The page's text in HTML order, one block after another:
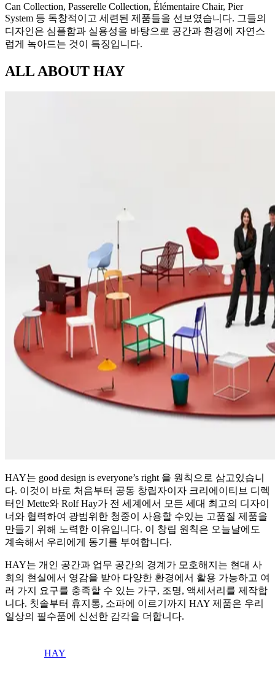
Can Collection, Passerelle Collection, Élémentaire Chair, Pier
System 등 독창적이고 세련된 제품들을 선보였습니다. 그들의
디자인은 심플함과 실용성을 바탕으로 공간과 환경에 자연스
럽게 녹아드는 것이 특징입니다.
ALL ABOUT HAY
HAY는 good design is everyone’s right 을 원칙으로 삼고있습니
다. 이것이 바로 처음부터 공동 창립자이자 크리에이티브 디렉
터인 Mette와 Rolf Hay가 전 세계에서 모든 세대 최고의 디자이
너와 협력하여 광범위한 청중이 사용할 수있는 고품질 제품을
만들기 위해 노력한 이유입니다. 이 창립 원칙은 오늘날에도
계속해서 우리에게 동기를 부여합니다.
HAY는 개인 공간과 업무 공간의 경계가 모호해지는 현대 사
회의 현실에서 영감을 받아 다양한 환경에서 활용 가능하고 여
러 가지 요구를 충족할 수 있는 가구, 조명, 액세서리를 제작합
니다. 칫솔부터 휴지통, 소파에 이르기까지 HAY 제품은 우리
일상의 필수품에 신선한 감각을 더합니다.
HAY